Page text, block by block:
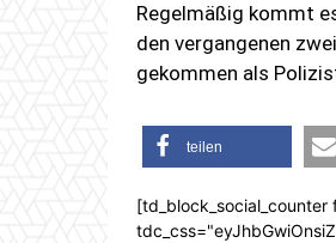
Regelmäßig kommt
den vergangenen
gekommen als
teilen